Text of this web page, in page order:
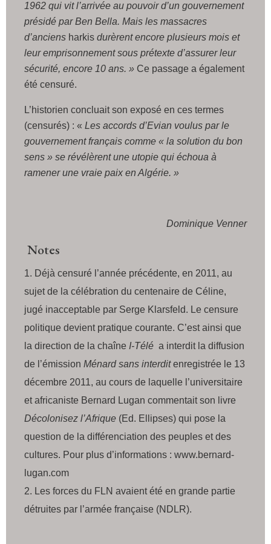
1962 qui vit l’arrivée au pouvoir d’un gouvernement
présidé par Ben Bella. Mais les massacres
d’anciens harkis durèrent encore plusieurs mois et
leur emprisonnement sous prétexte d’assurer leur
sécurité, encore 10 ans. » Ce passage a également
été censuré.
L’historien concluait son exposé en ces termes
(censurés) : « Les accords d’Evian voulus par le
gouvernement français comme « la solution du bon
sens » se révélèrent une utopie qui échoua à
ramener une vraie paix en Algérie. »
Dominique Venner
Notes
Déjà censuré l’année précédente, en 2011, au
sujet de la célébration du centenaire de Céline,
jugé inacceptable par Serge Klarsfeld. Le censure
politique devient pratique courante. C’est ainsi que
la direction de la chaîne I-Télé a interdit la diffusion
de l’émission Ménard sans interditenregistrée le 13
décembre 2011, au cours de laquelle l’universitaire
et africaniste Bernard Lugan commentait son livre
Décolonisez l’Afrique (Ed. Ellipses) qui pose la
question de la différenciation des peuples et des
cultures. Pour plus d’informations : www.bernard-
lugan.com
Les forces du FLN avaient été en grande partie
détruites par l’armée française (NDLR).